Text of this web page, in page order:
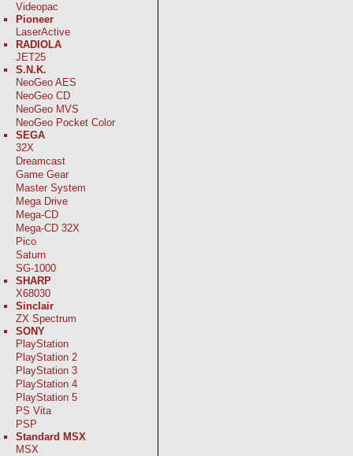
Videopac
Pioneer
LaserActive
RADIOLA
JET25
S.N.K.
NeoGeo AES
NeoGeo CD
NeoGeo MVS
NeoGeo Pocket Color
SEGA
32X
Dreamcast
Game Gear
Master System
Mega Drive
Mega-CD
Mega-CD 32X
Pico
Saturn
SG-1000
SHARP
X68030
Sinclair
ZX Spectrum
SONY
PlayStation
PlayStation 2
PlayStation 3
PlayStation 4
PlayStation 5
PS Vita
PSP
Standard MSX
MSX